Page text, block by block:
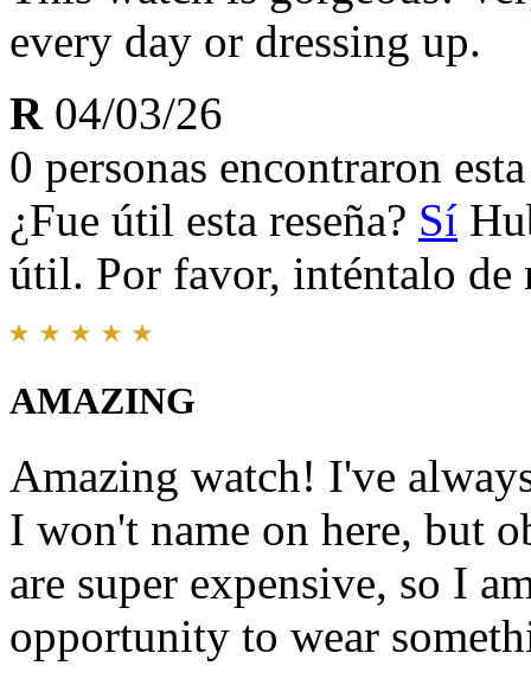
every day or dressing up.
R 04/03/26
0 personas encontraron
¿Fue útil esta reseña? Sí
útil. Por favor, inténtalo de
AMAZING
Amazing watch! I've
I won't name on here, but
are super expensive, so I
opportunity to wear